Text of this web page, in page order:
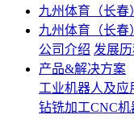
九州体育（长春
九州体育（长春
公司介绍 发展
产品&解决方案
工业机器人及应
钻铣加工CNC